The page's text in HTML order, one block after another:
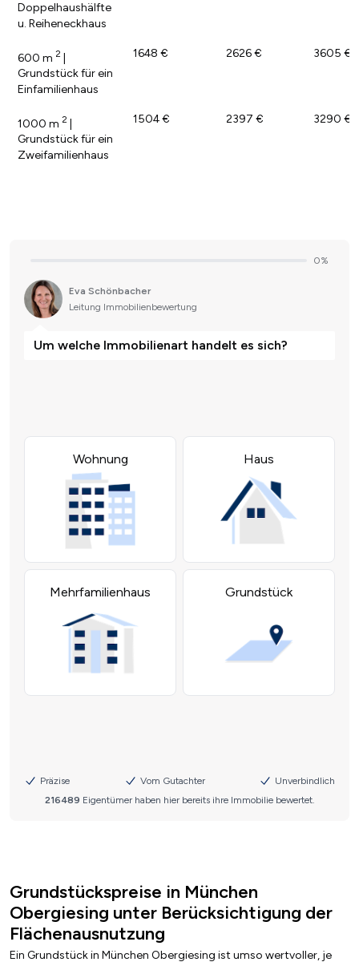
Doppelhaushälfte
u. Reiheneckhaus
600 m 2 |
Grundstück für ein
Einfamilienhaus
1648 € 2626 € 3605 €
1000 m 2 |
Grundstück für ein
Zweifamilienhaus
1504 € 2397 € 3290 €
Grundstückspreise in München
Obergiesing unter Berücksichtigung der
Flächenausnutzung
Ein Grundstück in München Obergiesing ist umso wertvoller, je